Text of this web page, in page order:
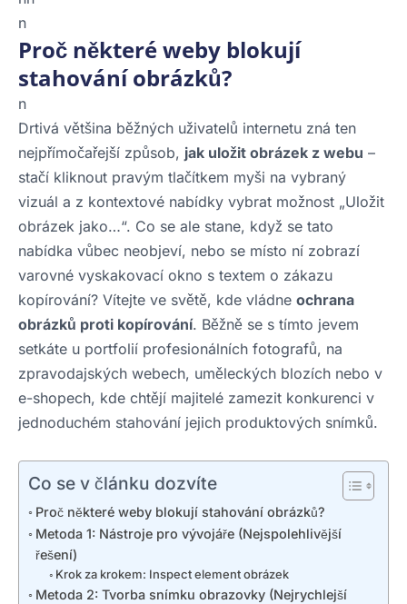
n
Proč některé weby blokují
stahování obrázků?
n
Drtivá většina běžných uživatelů internetu zná ten
nejpřímočařejší způsob, jak uložit obrázek z webu –
stačí kliknout pravým tlačítkem myši na vybraný
vizuál a z kontextové nabídky vybrat možnost „Uložit
obrázek jako…“. Co se ale stane, když se tato
nabídka vůbec neobjeví, nebo se místo ní zobrazí
varovné vyskakovací okno s textem o zákazu
kopírování? Vítejte ve světě, kde vládne ochrana
obrázků proti kopírování. Běžně se s tímto jevem
setkáte u portfolií profesionálních fotografů, na
zpravodajských webech, uměleckých blozích nebo v
e-shopech, kde chtějí majitelé zamezit konkurenci v
jednoduchém stahování jejich produktových snímků.
Co se v článku dozvíte
Proč některé weby blokují stahování obrázků?
Metoda 1: Nástroje pro vývojáře (Nejspolehlivější
řešení)
Krok za krokem: Inspect element obrázek
Metoda 2: Tvorba snímku obrazovky (Nejrychlejší